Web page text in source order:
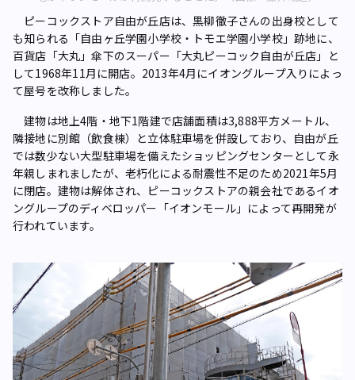
ピーコックストア自由が丘店は、黒柳徹子さんの出身校として
も知られる「自由ヶ丘学園小学校・トモエ学園小学校」跡地に、
百貨店「大丸」傘下のスーパー「大丸ピーコック自由が丘店」と
して1968年11月に開店。2013年4月にイオングループ入りによっ
て屋号を改称しました。
建物は地上4階・地下1階建で店舗面積は3,888平方メートル、
隣接地に別館（飲食棟）と立体駐車場を併設しており、自由が丘
では数少ない大型駐車場を備えたショッピングセンターとして永
年親しまれましたが、老朽化による耐震性不足のため2021年5月
に閉店。建物は解体され、ピーコックストアの親会社であるイオ
ングループのディベロッパー「イオンモール」によって再開発が
行われています。